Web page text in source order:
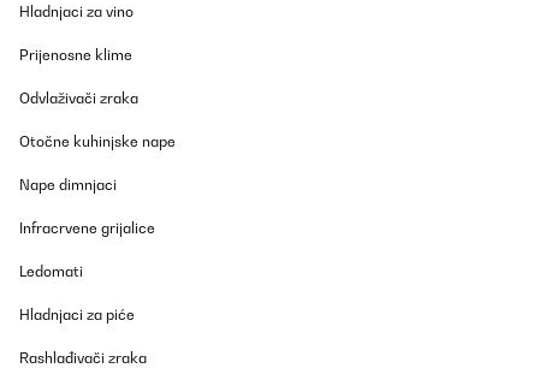
Hladnjaci za vino
Prijenosne klime
Odvlaživači zraka
Otočne kuhinjske nape
Nape dimnjaci
Infracrvene grijalice
Ledomati
Hladnjaci za piće
Rashlađivači zraka